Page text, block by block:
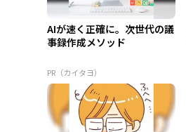
AIが速く正確に。次世代の議
事録作成メソッド
PR（カイタヨ）